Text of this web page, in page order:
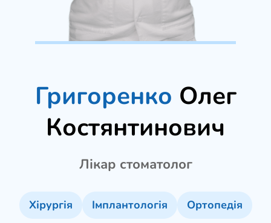
Григоренко Олег
Костянтинович
Лікар стоматолог
Хірургія Імплантологія Ортопедія